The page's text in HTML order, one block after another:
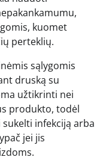
kuomet
perteklių.
sąlygomis
druską su
užtikrinti nei
produkto, todėl
infekciją arba
jei jis